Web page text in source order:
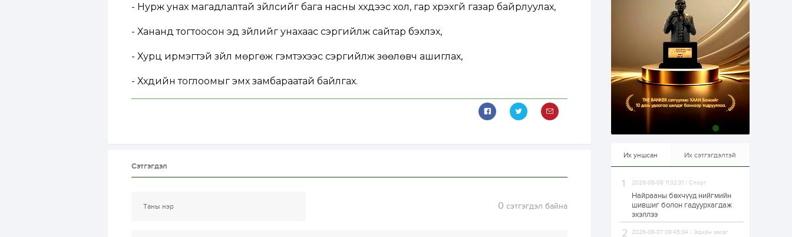
- Нурж унах магадлалтай зүйлсийг бага насны хүүхдээс хол, гар хүрэхгүй газар байрлуулах,
- Хананд тогтоосон эд зүйлийг унахаас сэргийлж сайтар бэхлэх,
- Хурц ирмэгтэй зүйл мөргөж гэмтэхээс сэргийлж зөөлөвч ашиглах,
- Хүүхдийн тоглоомыг эмх замбараатай байлгах.
Сэтгэгдэл
0 сэтгэгдэл байна
Цалинтай ээжийн 50
мянган төгрөгийн
тэтгэмжийг 500
мянгад хүргэх
өргөдөлд санал авч
эхэлжээ
2 өдөр 2 0
Б.Түмэн-Өлзий: Олон
улсад хуримтлуулсан
мэдлэг, туршлагаа эх
орныхоо хөгжилд
зориулна
Алтны үнэ дөрвөн
өсөж байна
2 өдөр
Худалдагч
Н.Амарзаяа:
хуудастай өрийн
дэвтэр долоо хоногт
Их уншсан Их сэтгэгдэлтэй
2026-08-08 11:32:31 / Спорт
Найрааны бөхчүүд нийгмийн
шившиг болон гадуурхагдаж
эхэллээ
2026-08-07 09:45:04 / Эдийн засаг